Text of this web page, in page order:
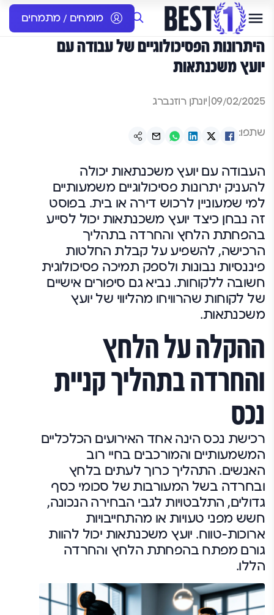
מומחים / מתמחים
היתרונות הפסיכולוגיים של עבודה עם
יועץ משכנתאות
09/02/2025 יונתן רוזנברג
שתפו:
העבודה עם יועץ משכנתאות יכולה
להעניק יתרונות פסיכולוגיים משמעותיים
למי שמעוניין לרכוש דירה או בית. בפוסט
זה נבחן כיצד יועץ משכנתאות יכול לסייע
בהפחתת הלחץ והחרדה בתהליך
הרכישה, להשפיע על קבלת החלטות
פיננסיות נבונות ולספק תמיכה פסיכולוגית
חשובה ללקוחות. נביא גם סיפורים אישיים
של לקוחות שהרוויחו מהליווי של יועץ
משכנתאות.
ההקלה על הלחץ
והחרדה בתהליך קניית
נכס
רכישת נכס הינה אחד האירועים הכלכליים
המשמעותיים והמורכבים בחיי רוב
האנשים. התהליך כרוך לעתים בלחץ
ובחרדה בשל המעורבות של סכומי כסף
גדולים, התלבטויות לגבי הבחירה הנכונה,
חשש מפני טעויות או מהתחייבויות
ארוכות-טווח. יועץ משכנתאות יכול להוות
גורם מפתח בהפחתת הלחץ והחרדה
הללו.